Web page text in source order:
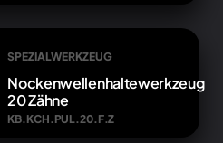
SPEZIALWERKZEUG
Nockenwellenhaltewerkzeug
20 Zähne
KB.KCH.PUL.20.F.Z